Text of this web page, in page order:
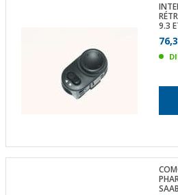
9.3
SAAB